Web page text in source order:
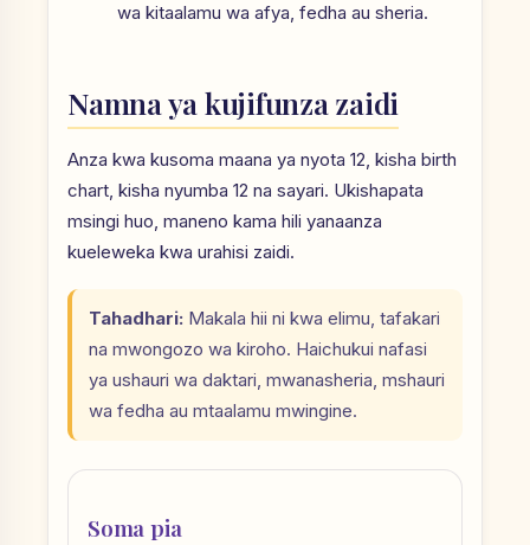
wa kitaalamu wa afya, fedha au sheria.
Namna ya kujifunza zaidi
Anza kwa kusoma maana ya nyota 12, kisha birth
chart, kisha nyumba 12 na sayari. Ukishapata
msingi huo, maneno kama hili yanaanza
kueleweka kwa urahisi zaidi.
Tahadhari: Makala hii ni kwa elimu, tafakari
na mwongozo wa kiroho. Haichukui nafasi
ya ushauri wa daktari, mwanasheria, mshauri
wa fedha au mtaalamu mwingine.
Soma pia